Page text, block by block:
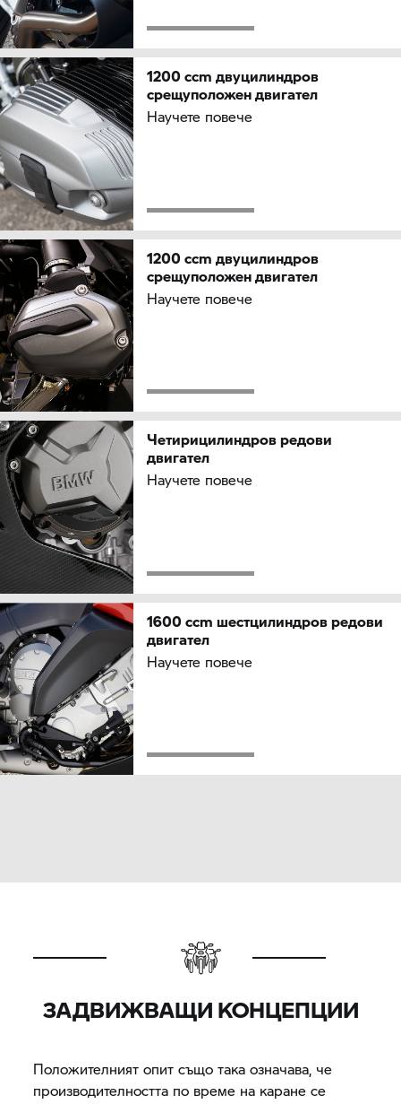
1200 ccm двуцилиндров
срещуположен двигател
Научете повече
1200 ccm двуцилиндров
срещуположен двигател
Научете повече
Четирицилиндров редови
двигател
Научете повече
1600 ccm шестцилиндров редови
двигател
Научете повече
ЗАДВИЖВАЩИ КОНЦЕПЦИИ
Положителният опит също така означава, че
производителността по време на каране се